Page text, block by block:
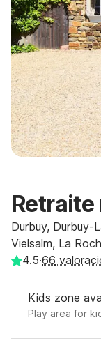
Retraite
Durbuy, Durbuy-
Vielsalm, La
4.5·66
Kids zone
Play area for